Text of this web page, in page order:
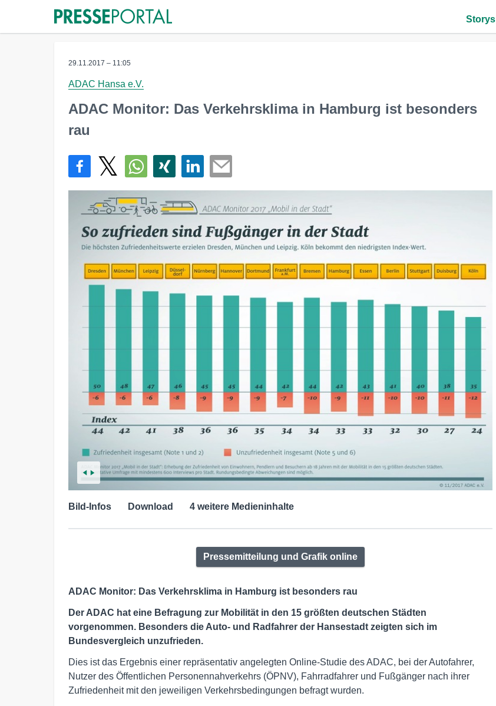
Storys
29.11.2017 – 11:05
ADAC Hansa e.V.
ADAC Monitor: Das Verkehrsklima in Hamburg ist besonders
rau
Bild-Infos Download 4 weitere Medieninhalte
Pressemitteilung und Grafik online
ADAC Monitor: Das Verkehrsklima in Hamburg ist besonders rau
Der ADAC hat eine Befragung zur Mobilität in den 15 größten deutschen Städten
vorgenommen. Besonders die Auto- und Radfahrer der Hansestadt zeigten sich im
Bundesvergleich unzufrieden.
Dies ist das Ergebnis einer repräsentativ angelegten Online-Studie des ADAC, bei der Autofahrer,
Nutzer des Öffentlichen Personennahverkehrs (ÖPNV), Fahrradfahrer und Fußgänger nach ihrer
Zufriedenheit mit den jeweiligen Verkehrsbedingungen befragt wurden.